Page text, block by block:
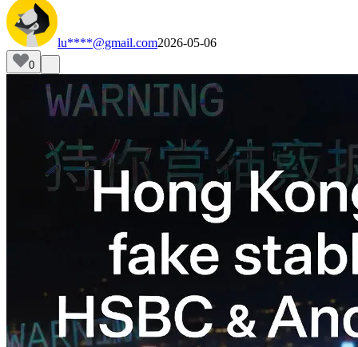
lu****@gmail.com2026-05-06
0